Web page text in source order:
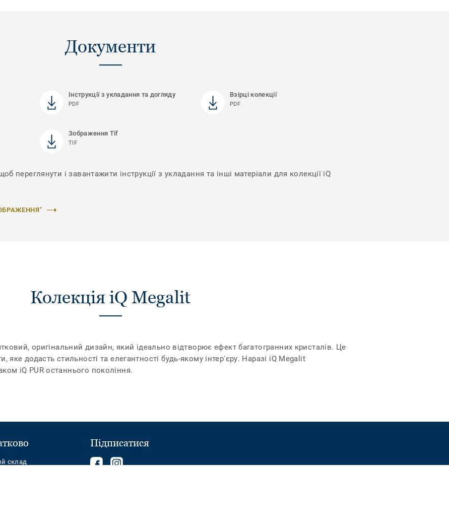
Документи
Інструкції з укладання та догляду
PDF
Взірці колекції
PDF
Зображення Tif
TIF
переглянути і завантажити інструкції з укладання та інші матеріали для колекції iQ
Колекція iQ Megalit
оригінальний дизайн, який ідеально відтворює ефект багатогранних кристалів. Це
яке додасть стильності та елегантності будь-якому інтер'єру. Наразі іQ Megalit
іQ PUR останнього покоління.
склад
Підписатися
FollowFollow